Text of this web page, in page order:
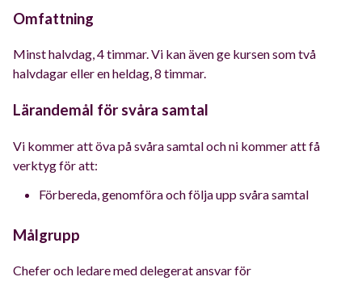
Omfattning
Minst halvdag, 4 timmar. Vi kan även ge kursen som två
halvdagar eller en heldag, 8 timmar.
Lärandemål för svåra samtal
Vi kommer att öva på svåra samtal och ni kommer att få
verktyg för att:
Förbereda, genomföra och följa upp svåra samtal
Målgrupp
Chefer och ledare med delegerat ansvar för